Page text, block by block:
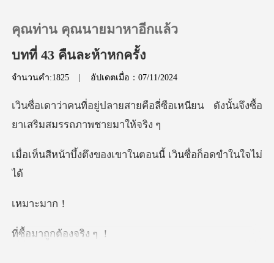
เติมเงิน
ประวัติการอ่าน
ออกจากระบบ
ดาวน์โหลดแอป
คุณท่าน คุณนายมาหาอีกแล้ว
บทที่ 43 คืนละห้าหกครั้ง
จำนวนคำ:1825 | อัปเดตเมื่อ：07/11/2024
ยคือลี่ซือเหนียน ดังนั้นจึงซื
ึงของเขาในตอนนี้ เวิ
าะม
าถูกต้อง